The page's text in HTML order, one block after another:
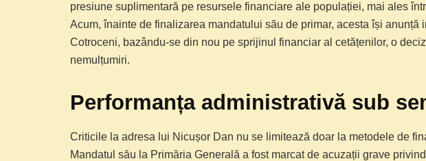
presiune suplimentară pe resursele financiare ale populației, mai ales
Acum, înainte de finalizarea mandatului său de primar, acesta își anunță
Cotroceni, bazându-se din nou pe sprijinul financiar al cetățenilor, o
nemulțumiri.
Performanța administrativă sub
Criticile la adresa lui Nicușor Dan nu se limitează doar la metodele de
Mandatul său la Primăria Generală a fost marcat de acuzații grave